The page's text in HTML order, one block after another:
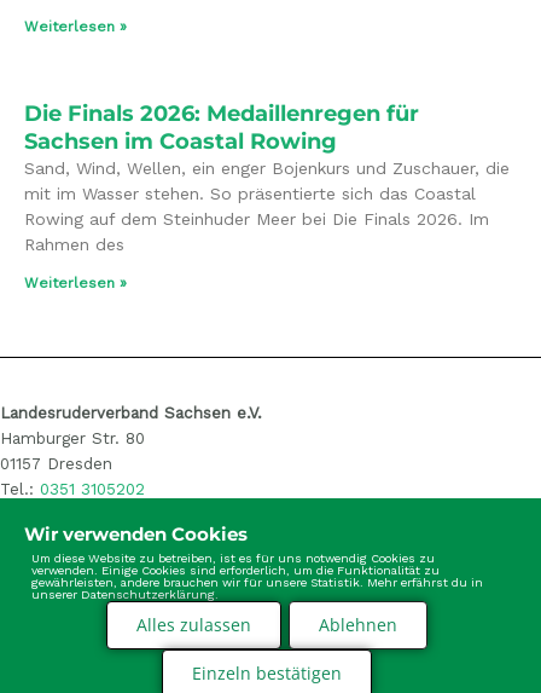
Weiterlesen »
Die Finals 2026: Medaillenregen für
Sachsen im Coastal Rowing
Sand, Wind, Wellen, ein enger Bojenkurs und Zuschauer, die
mit im Wasser stehen. So präsentierte sich das Coastal
Rowing auf dem Steinhuder Meer bei Die Finals 2026. Im
Rahmen des
Weiterlesen »
Landesruderverband Sachsen e.V.
Hamburger Str. 80
01157 Dresden
Tel.: 0351 3105202
Wir verwenden Cookies
Um diese Website zu betreiben, ist es für uns notwendig Cookies zu
verwenden. Einige Cookies sind erforderlich, um die Funktionalität zu
gewährleisten, andere brauchen wir für unsere Statistik. Mehr erfährst du in
unserer Datenschutzerklärung.
Alles zulassen Ablehnen
Einzeln bestätigen